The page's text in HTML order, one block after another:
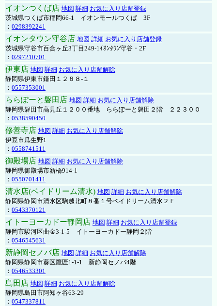
イオンつくば店 地図 詳細 お気に入り店舗登録
茨城県つくば市稲岡66-1 イオンモールつくば 3F
： 0298392241
イオンタウン守谷店 地図 詳細 お気に入り店舗登録
茨城県守谷市百合ヶ丘3丁目249-1ｲｵﾝﾀｳﾝ守谷・2F
： 0297210701
伊東店 地図 詳細 お気に入り店舗解除
静岡県伊東市鎌田１２８８-１
： 0557353001
ららぽーと磐田店 地図 詳細 お気に入り店舗解除
静岡県磐田市高見丘１２００番地 ららぽーと磐田２階 ２２３００
： 0538590450
修善寺店 地図 詳細 お気に入り店舗解除
伊豆市瓜生野1
： 0558741511
御殿場店 地図 詳細 お気に入り店舗解除
静岡県御殿場市新橋914-1
： 0550701411
清水店(ベイドリーム清水) 地図 詳細 お気に入り店舗解除
静岡県静岡市清水区駒越北町８番１号ベイドリーム清水２Ｆ
： 0543370121
イトーヨーカドー静岡店 地図 詳細 お気に入り店舗登録
静岡市駿河区曲金3-1-5 イトーヨーカドー静岡２階
： 0546545631
新静岡セノバ店 地図 詳細 お気に入り店舗解除
静岡県静岡市葵区鷹匠1-1-1 新静岡セノバ4階
： 0546533301
島田店 地図 詳細 お気に入り店舗解除
静岡県島田市阿知ヶ谷63-29
： 0547337811